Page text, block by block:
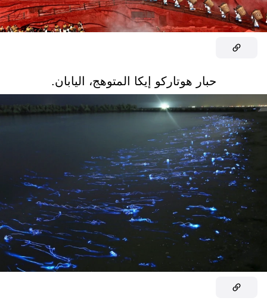
حبار هوتاركو إيكا المتوهج، اليابان.